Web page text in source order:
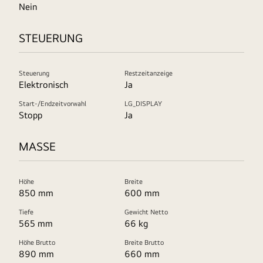
Nein
STEUERUNG
Steuerung
Elektronisch
Restzeitanzeige
Ja
Start-/Endzeitvorwahl
Stopp
LG_DISPLAY
Ja
MASSE
Höhe
850 mm
Breite
600 mm
Tiefe
565 mm
Gewicht Netto
66 kg
Höhe Brutto
890 mm
Breite Brutto
660 mm